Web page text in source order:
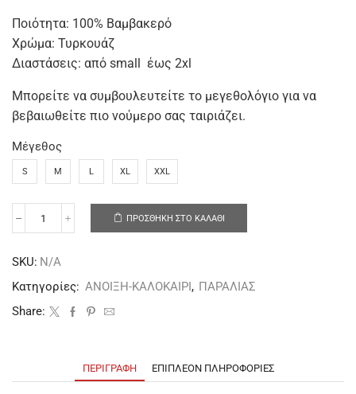
Ποιότητα: 100% Βαμβακερό
Χρώμα: Τυρκουάζ
Διαστάσεις: από small έως 2xl
Μπορείτε να συμβουλευτείτε το μεγεθολόγιο για να
βεβαιωθείτε πιο νούμερο σας ταιριάζει.
Μέγεθος
S M L XL XXL
ΠΡΟΣΘΉΚΗ ΣΤΟ ΚΑΛΆΘΙ
SKU: N/A
Κατηγορίες: ΑΝΟΙΞΗ-ΚΑΛΟΚΑΙΡΙ, ΠΑΡΑΛΙΑΣ
Share:
ΠΕΡΙΓΡΑΦΉ ΕΠΙΠΛΈΟΝ ΠΛΗΡΟΦΟΡΊΕΣ